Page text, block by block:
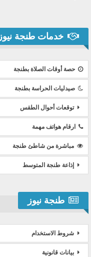
خدمات طنجة نيوز
حصة أوقات الصلاة بطنجة
صيدليات الحراسة بطنجة
توقعات أحوال الطقس
ارقام هواتف مهمة
مباشرة من شاطئ طنجة
إذاعة طنجة المتوسط
طنجة نيوز
شروط الاستخدام
بيانات قانونية